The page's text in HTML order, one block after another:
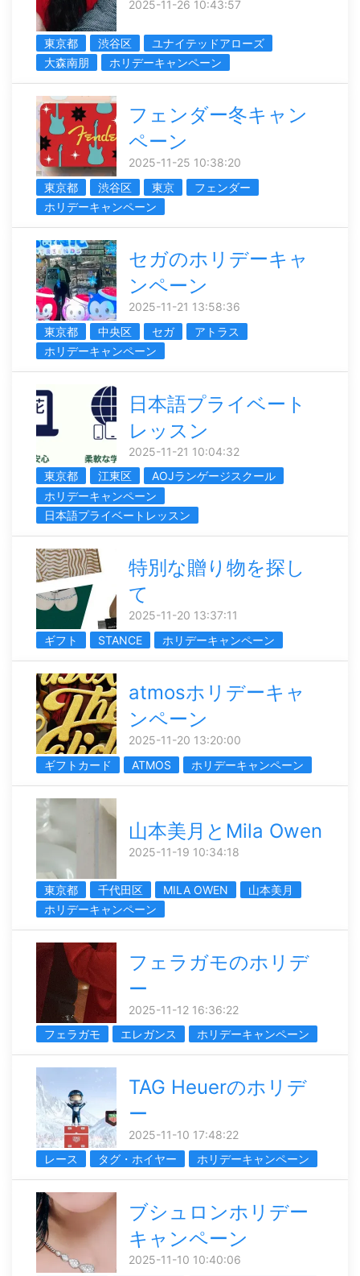
2025-11-26 10:43:57
東京都 渋谷区
ユナイテッドアローズ
大森南朋
ホリデーキャンペーン
フェンダー冬キャン
ペーン
2025-11-25 10:38:20
東京都
渋谷区 東京
フェンダー
ホリデーキャンペーン
セガのホリデーキャ
ンペーン
2025-11-21 13:58:36
東京都
中央区 セガ
アトラス
ホリデーキャンペーン
日本語プライベート
レッスン
2025-11-21 10:04:32
東京都
江東区
AOJランゲージスクール
ホリデーキャンペーン
日本語プライベートレッスン
特別な贈り物を探し
て
2025-11-20 13:37:11
ギフト
STANCE ホリデーキャンペーン
atmosホリデーキャ
ンペーン
2025-11-20 13:20:00
ギフトカード
ATMOS ホリデーキャンペーン
山本美月とMila Owen
2025-11-19 10:34:18
東京都 千代田区 MILA OWEN
山本美月
ホリデーキャンペーン
フェラガモのホリデ
ー
2025-11-12 16:36:22
フェラガモ
エレガンス ホリデーキャンペーン
TAG Heuerのホリデ
ー
2025-11-10 17:48:22
レース
タグ・ホイヤー ホリデーキャンペーン
ブシュロンホリデー
キャンペーン
2025-11-10 10:40:06